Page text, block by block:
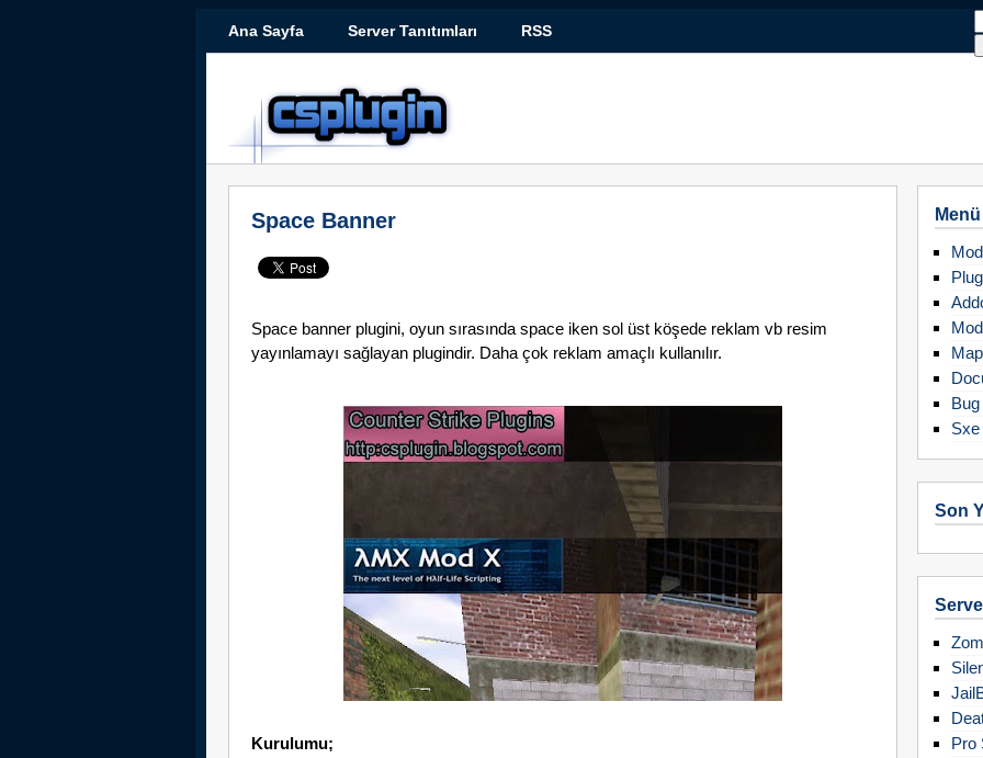
Ana Sayfa Server Tanıtımları RSS
Space Banner
Space banner plugini, oyun sırasında space iken sol üst köşede reklam vb resim
yayınlamayı sağlayan plugindir. Daha çok reklam amaçlı kullanılır.
Kurulumu;
Menü
Sxe
Son
Pro